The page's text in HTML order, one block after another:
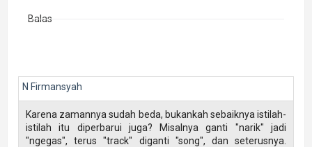
Balas
N Firmansyah
Karena zamannya sudah beda, bukankah sebaiknya istilah-
istilah itu diperbarui juga? Misalnya ganti "narik" jadi
"ngegas", terus "track" diganti "song", dan seterusnya.